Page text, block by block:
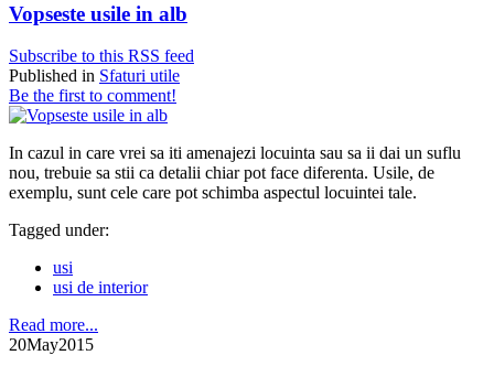
Vopseste usile in alb
Subscribe to this RSS feed
Published in Sfaturi utile
Be the first to comment!
In cazul in care vrei sa iti amenajezi locuinta sau sa ii dai un suflu
nou, trebuie sa stii ca detalii chiar pot face diferenta. Usile, de
exemplu, sunt cele care pot schimba aspectul locuintei tale.
Tagged under:
usi
usi de interior
Read more...
20May2015